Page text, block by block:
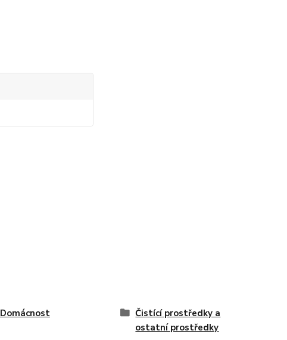
Domácnost
Čistící prostředky a
ostatní prostředky